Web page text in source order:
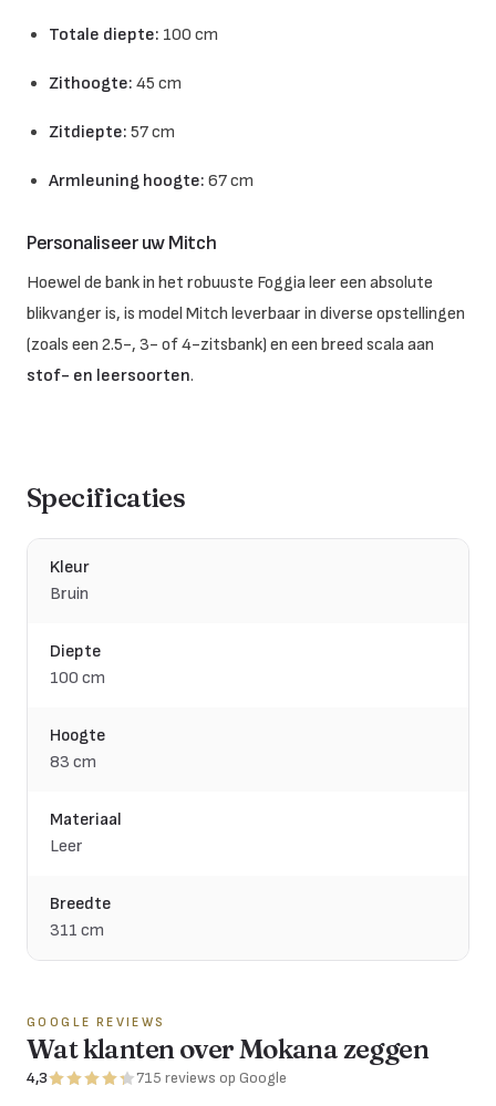
Totale diepte: 100 cm
Zithoogte: 45 cm
Zitdiepte: 57 cm
Armleuning hoogte: 67 cm
Personaliseer uw Mitch
Hoewel de bank in het robuuste Foggia leer een absolute
blikvanger is, is model Mitch leverbaar in diverse opstellingen
(zoals een 2.5-, 3- of 4-zitsbank) en een breed scala aan
stof- en leersoorten.
Specificaties
Kleur
Bruin
Diepte
100 cm
Hoogte
83 cm
Materiaal
Leer
Breedte
311 cm
GOOGLE REVIEWS
Wat klanten over Mokana zeggen
4,3 715 reviews op Google